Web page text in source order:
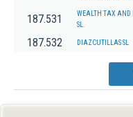
187.531
WEALTH TAX AND
SL.
187.532 DIAZCUTILLAS SL